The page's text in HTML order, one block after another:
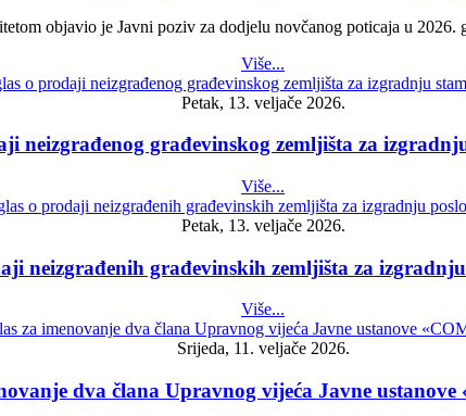
objavio je Javni poziv za dodjelu novčanog poticaja u 2026.
Više...
Petak, 13. veljače 2026.
neizgrađenog građevinskog zemljišta za
Više...
Petak, 13. veljače 2026.
neizgrađenih građevinskih zemljišta za
Više...
Srijeda, 11. veljače 2026.
dva člana Upravnog vijeća Javne